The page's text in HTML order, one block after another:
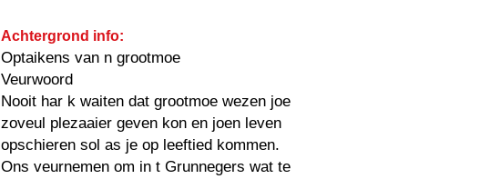
Achtergrond info:
Optaikens van n grootmoe
Veurwoord
Nooit har k waiten dat grootmoe wezen joe
zoveul plezaaier geven kon en joen leven
opschieren sol as je op leeftied kommen.
Ons veurnemen om in t Grunnegers wat te